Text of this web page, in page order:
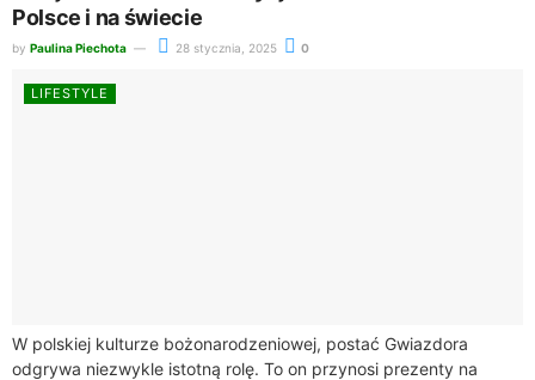
Polsce i na świecie
by Paulina Piechota 28 stycznia, 2025 0
LIFESTYLE
W polskiej kulturze bożonarodzeniowej, postać Gwiazdora
odgrywa niezwykle istotną rolę. To on przynosi prezenty na